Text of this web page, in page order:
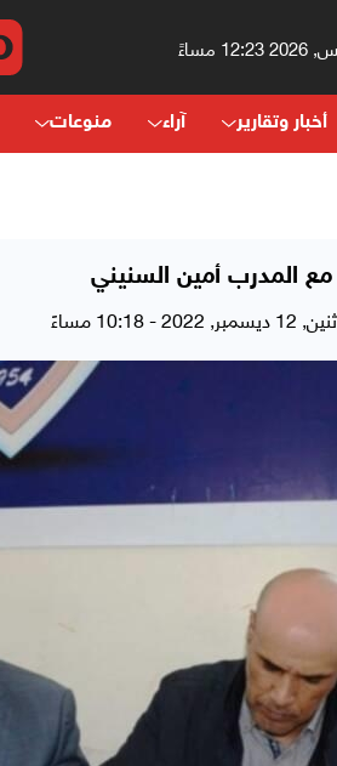
أخبار وتقارير آراء منوعات
المدرب أمين السنيني
2022 - 10:18 مساءً